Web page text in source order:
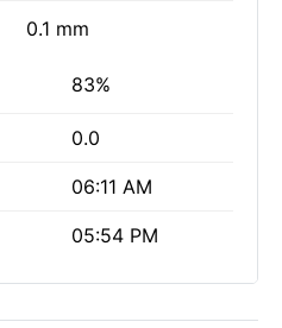
0.1 mm
83%
0.0
06:11 AM
05:54 PM